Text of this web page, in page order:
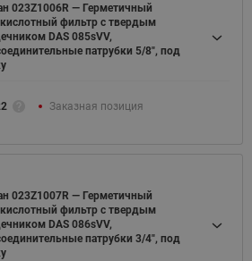
023Z1006R — Герметичный
фильтр с твердым
DAS 085sVV,
патрубки 5/8", под
Заказная позиция
023Z1007R — Герметичный
фильтр с твердым
DAS 086sVV,
патрубки 3/4", под